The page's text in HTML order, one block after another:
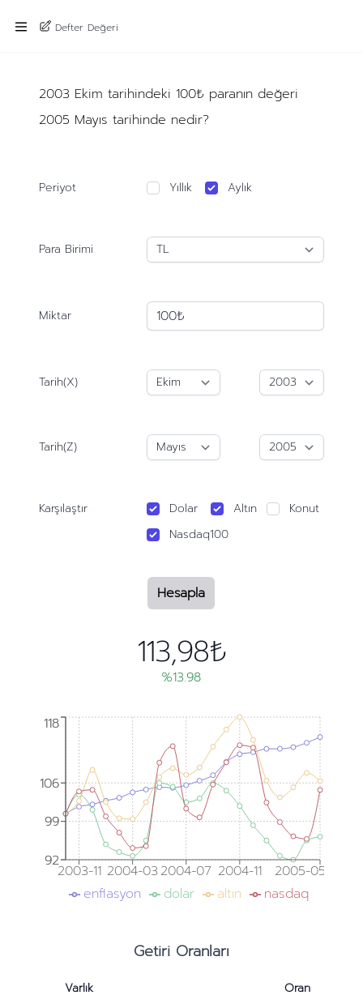
Defter Değeri
2003 Ekim tarihindeki 100₺ paranın değeri
2005 Mayıs tarihinde nedir?
Periyot Yıllık Aylık
Para Birimi
Miktar
Tarih(X)
Tarih(Z)
Karşılaştır Dolar Altın
Konut
Nasdaq100
Hesapla
113,98₺
%13.98
2003-11 2004-03 2004-07 2004-11 2005-05
92
99
106
118
92
99
106
118
enflasyon dolar altın nasdaq
Getiri Oranları
Varlık Oran